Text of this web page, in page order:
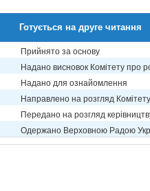
Готується на друге читання
Прийнято за основу
Надано висновок Комітету про
Надано для ознайомлення
Направлено на розгляд Комітету
Передано на розгляд
Одержано Верховною Радою